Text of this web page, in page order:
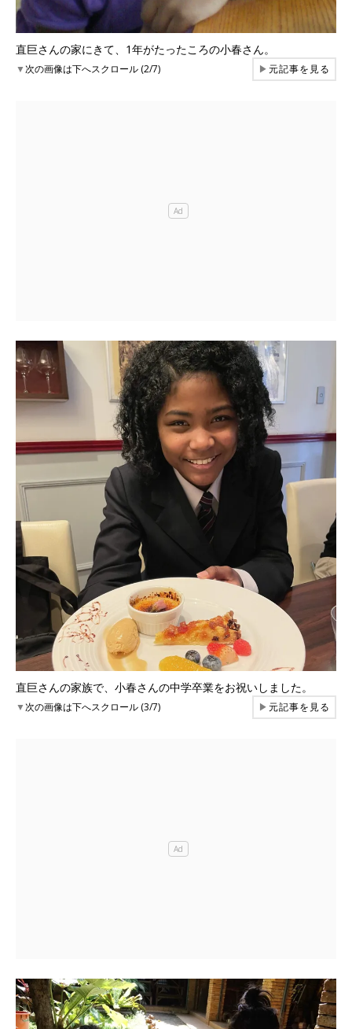
直巨さんの家にきて、1年がたったころの小春さん。
▼次の画像は下へスクロール (2/7) ▶元記事を見る
直巨さんの家族で、小春さんの中学卒業をお祝いしました。
▼次の画像は下へスクロール (3/7) ▶元記事を見る